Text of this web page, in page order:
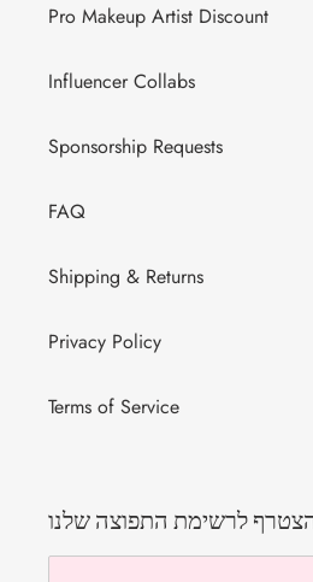
Pro Makeup Artist Discount
Influencer Collabs
Sponsorship Requests
FAQ
Shipping & Returns
Privacy Policy
Terms of Service